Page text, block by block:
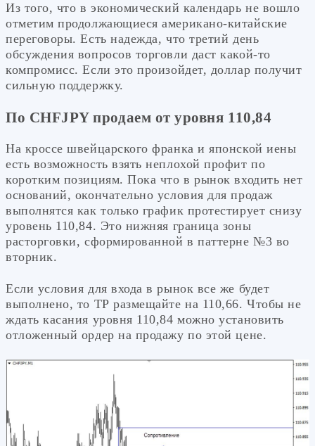
Из того, что в экономический календарь не вошло
отметим продолжающиеся американо-китайские
переговоры. Есть надежда, что третий день
обсуждения вопросов торговли даст какой-то
компромисс. Если это произойдет, доллар получит
сильную поддержку.
По CHFJPY продаем от уровня 110,84
На кроссе швейцарского франка и японской иены
есть возможность взять неплохой профит по
коротким позициям. Пока что в рынок входить нет
оснований, окончательно условия для продаж
выполнятся как только график протестирует снизу
уровень 110,84. Это нижняя граница зоны
расторговки, сформированной в паттерне №3 во
вторник.
Если условия для входа в рынок все же будет
выполнено, то ТР размещайте на 110,66. Чтобы не
ждать касания уровня 110,84 можно установить
отложенный ордер на продажу по этой цене.